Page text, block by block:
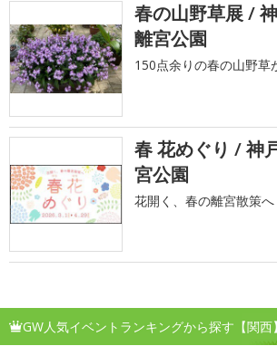
春の山野草展 /
離宮公園
150点余りの春の山野草
春 花めぐり / 神
宮公園
花開く、春の離宮散策へ
GW人気イベントランキングから探す【関西】